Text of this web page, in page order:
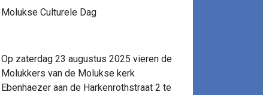
Molukse Culturele Dag
Op zaterdag 23 augustus 2025 vieren de
Molukkers van de Molukse kerk
Ebenhaezer aan de Harkenrothstraat 2 te